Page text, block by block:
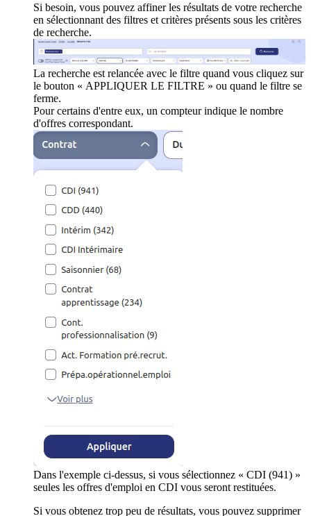
Si besoin, vous pouvez affiner les résultats de votre recherche
en sélectionnant des filtres et critères présents sous les critères
de recherche.
La recherche est relancée avec le filtre quand vous cliquez sur
le bouton « APPLIQUER LE FILTRE » ou quand le filtre se
ferme.
Pour certains d'entre eux, un compteur indique le nombre
d'offres correspondant.
Dans l'exemple ci-dessus, si vous sélectionnez « CDI (941) »
seules les offres d'emploi en CDI vous seront restituées.
Si vous obtenez trop peu de résultats, vous pouvez supprimer